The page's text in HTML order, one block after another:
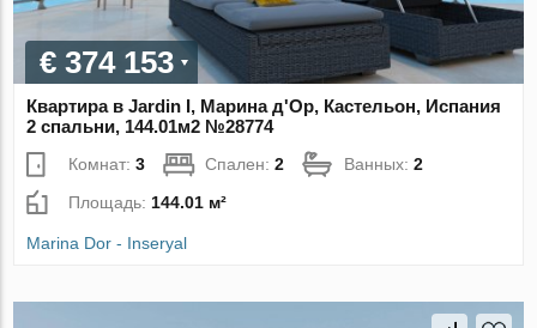
€ 374 153
Квартира в Jardin I, Марина д'Ор, Кастельон, Испания
2 спальни, 144.01м2 №28774
Комнат:3 Спален:2 Ванных:2
Площадь: 144.01 м²
Marina Dor - Inseryal